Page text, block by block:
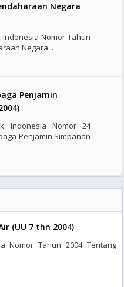
Negara
Nomor Tahun
Negara ..
Penjamin
Indonesia Nomor 24
Penjamin Simpanan
(UU 7 thn 2004)
Nomor Tahun 2004 Tentang